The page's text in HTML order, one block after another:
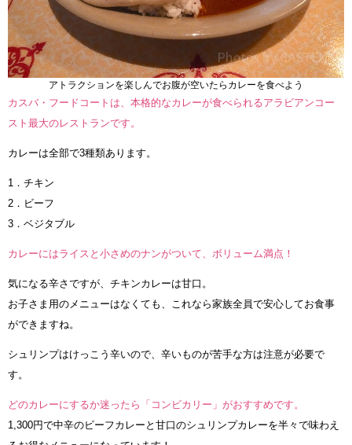
アトラクションを楽しんでお腹が空いたらカレーを食べよう
カスバ・フードコートは、本格的なカレーが食べられるアラビアンコー
スト最大のレストランです。
カレーは全部で3種類あります。
1．チキン
2．ビーフ
3．ベジタブル
カレーにはライスと小さめのナンがついて、ボリューム満点！
気になる辛さですが、チキンカレーは甘口。
お子さま用のメニューはなくても、これなら家族全員で安心してお食事
ができますね。
シュリンプはけっこう辛いので、辛いものが苦手な方は注意が必要で
す。
どのカレーにするか迷ったら「コンビカリー」がおすすめです。
1,300円で中辛のビーフカレーと甘口のシュリンプカレーを半々で味わえ